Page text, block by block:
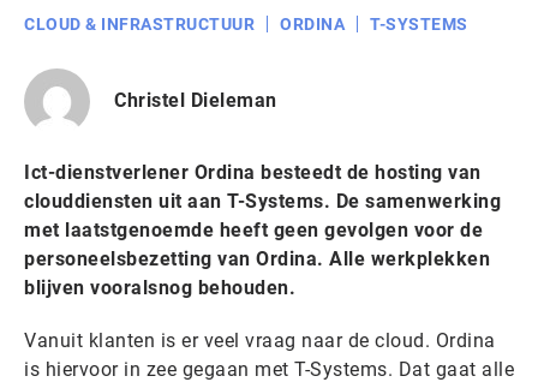
CLOUD & INFRASTRUCTUUR
ORDINA T-SYSTEMS
Christel Dieleman
Ict-dienstverlener Ordina besteedt de hosting van
clouddiensten uit aan T-Systems. De samenwerking
met laatstgenoemde heeft geen gevolgen voor de
personeelsbezetting van Ordina. Alle werkplekken
blijven vooralsnog behouden.
Vanuit klanten is er veel vraag naar de cloud. Ordina
is hiervoor in zee gegaan met T-Systems. Dat gaat alle